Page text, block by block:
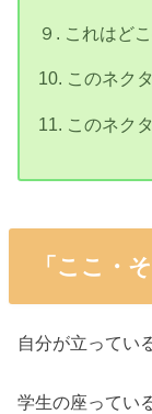
９. これはど
10. このネク
11. このネク
「ここ・
自分が立ってい
学生の座ってい